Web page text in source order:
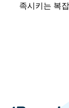
족시키는 복